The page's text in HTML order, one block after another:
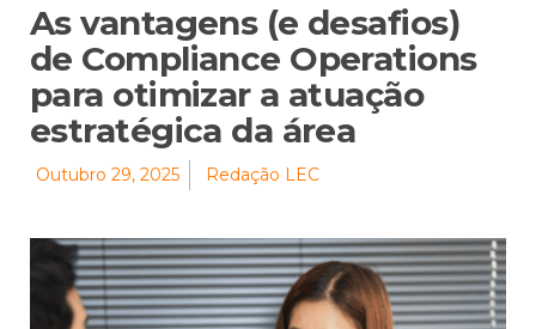
As vantagens (e desafios)
de Compliance Operations
para otimizar a atuação
estratégica da área
Outubro 29, 2025 Redação LEC